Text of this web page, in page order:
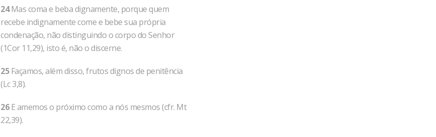
24Mas coma e beba dignamente, porque quem
recebe indignamente come e bebe sua própria
condenação, não distinguindo o corpo do Senhor
(1Cor 11,29), isto é, não o discerne.
25Façamos, além disso, frutos dignos de penitência
(Lc 3,8).
26E amemos o próximo como a nós mesmos (cfr. Mt
22,39).